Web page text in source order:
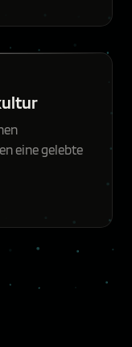
eine gelebte